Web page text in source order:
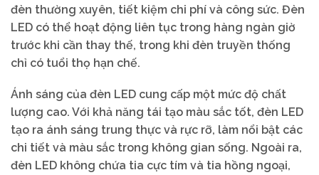
đèn thường xuyên, tiết kiệm chi phí và công sức. Đèn
LED có thể hoạt động liên tục trong hàng ngàn giờ
trước khi cần thay thế, trong khi đèn truyền thống
chỉ có tuổi thọ hạn chế.
Ánh sáng của đèn LED cung cấp một mức độ chất
lượng cao. Với khả năng tái tạo màu sắc tốt, đèn LED
tạo ra ánh sáng trung thực và rực rỡ, làm nổi bật các
chi tiết và màu sắc trong không gian sống. Ngoài ra,
đèn LED không chứa tia cực tím và tia hồng ngoại,